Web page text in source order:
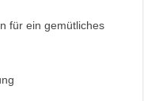
für ein gemütliches